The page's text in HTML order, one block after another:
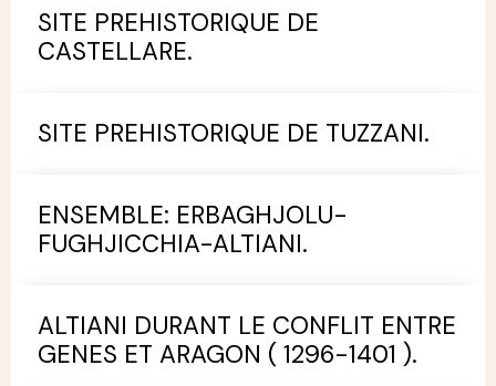
SITE PREHISTORIQUE DE
CASTELLARE.
SITE PREHISTORIQUE DE TUZZANI.
ENSEMBLE: ERBAGHJOLU-
FUGHJICCHIA-ALTIANI.
ALTIANI DURANT LE CONFLIT ENTRE
GENES ET ARAGON ( 1296-1401 ).